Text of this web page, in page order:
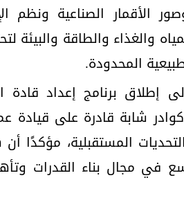
الأقمار الصناعية ونظم
والغذاء والطاقة والبيئة
المحدودة.
إطلاق برنامج إعداد قادة
شابة قادرة على قيادة
المستقبلية، مؤكدًا أن
مجال بناء القدرات